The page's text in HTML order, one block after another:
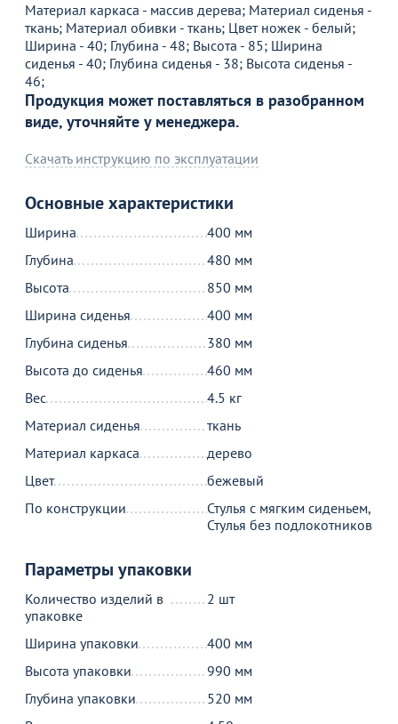
Материал каркаса - массив дерева; Материал сиденья -
ткань; Материал обивки - ткань; Цвет ножек - белый;
Ширина - 40; Глубина - 48; Высота - 85; Ширина
сиденья - 40; Глубина сиденья - 38; Высота сиденья -
46;
Продукция может поставляться в разобранном
виде, уточняйте у менеджера.
Скачать инструкцию по эксплуатации
Основные характеристики
Ширина
400 мм
Глубина
480 мм
Высота
850 мм
Ширина сиденья
400 мм
Глубина сиденья
380 мм
Высота до сиденья
460 мм
Вес
4.5 кг
Материал сиденья
ткань
Материал каркаса
дерево
Цвет
бежевый
По конструкции
Стулья с мягким сиденьем,
Стулья без подлокотников
Параметры упаковки
Количество изделий в
упаковке
2 шт
Ширина упаковки
400 мм
Высота упаковки
990 мм
Глубина упаковки
520 мм
Товар в корзине
Стул Айра слоновая кость
6 690
В корзине
Продолжить покупки
С этим товаром покупают
Новинка